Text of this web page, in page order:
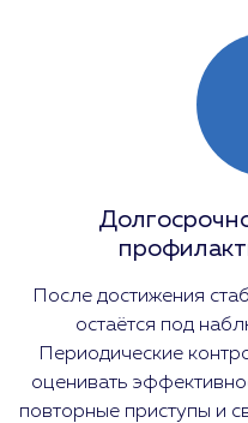
После достижения
остаётся под
Периодические
оценивать
повторные приступы и